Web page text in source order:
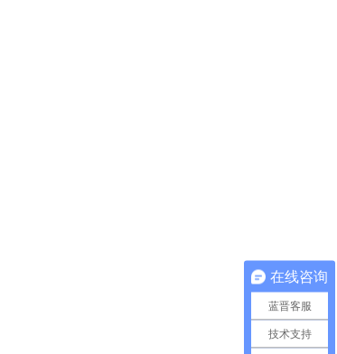
在线咨询
蓝晋客服
技术支持